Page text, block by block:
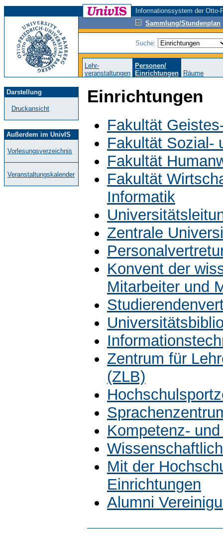
Informationssystem der
Sammlung/Stundenplan
Suche:
Lehr-
veranstaltungen
Personen/
Einrichtungen
Räume
Darstellung
Druckansicht
Außerdem im UnivIS
Vorlesungsverzeichnis
Veranstaltungskalender
Einrichtungen
Fakultät
Fakultät Sozial-
Fakultät
Fakultät
Informatik
Zentrale
Konvent der
Mitarbeiter und
Zentrum für
(ZLB)
Kompetenz-
Mit der
Einrichtungen
Alumni